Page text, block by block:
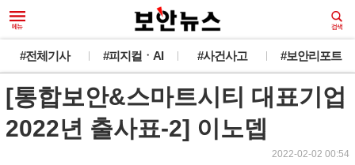
#전체기사 #피지컬ㆍAI #사건사고 #보안리포트
[통합보안&스마트시티 대표기업
2022년 출사표-2] 이노뎁
2022-02-02 00:54